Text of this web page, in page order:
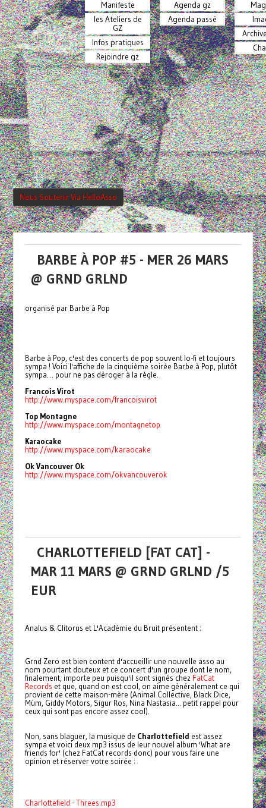
Manifeste
les Ateliers de
GZ
Infos pratiques
Rejoindre gz
Agenda gz
Agenda passé
Nous Soutenir Via HelloAsso
BARBE À POP #5 - MER 26 MARS
@ GRND GRLND
organisé par Barbe à Pop
Barbe à Pop, c'est des concerts de pop souvent lo-fi et toujours
sympa ! Voici l'affiche de la cinquième soirée Barbe à Pop, plutôt
sympa… pour ne pas déroger à la règle.
Francois Virot
http://www.myspace.com/francoisvirot
Top Montagne
http://www.myspace.com/montagnetop
Karaocake
http://www.myspace.com/karaocake
Ok Vancouver Ok
http://www.myspace.com/okvancouverok
CHARLOTTEFIELD [FAT CAT] -
MAR 11 MARS @ GRND GRLND /5
EUR
Analus & Clitorus et L'Académie du Bruit présentent :
Grnd Zero est bien content d'accueillir une nouvelle asso au
nom pourtant douteux et ce concert d'un groupe dont le nom,
finalement, importe peu puisqu'il sont signés chez FatCat
Records et que, quand on est cool, on aime généralement ce qui
provient de cette maison-mère (Animal Collective, Black Dice,
Mùm, Giddy Motors, Sigur Ros, Nina Nastasia... petit rappel pour
ceux qui sont pas encore assez cool).
Non, sans blaguer, la musique de Charlottefield est assez
sympa et voici deux mp3 issus de leur nouvel album 'What are
friends for' (chez FatCat records donc) pour vous faire une
opinion et réserver votre soirée :
Charlottefield - Threes.mp3